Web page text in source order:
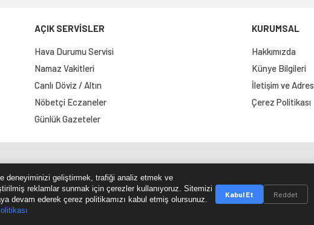
AÇIK SERVİSLER
Hava Durumu Servisi
Namaz Vakitleri
Canlı Döviz / Altın
Nöbetçi Eczaneler
Günlük Gazeteler
KURUMSAL
Hakkımızda
Künye Bilgileri
İletişim ve Adres
Çerez Politikası
Haritası RSS Kaynağı Çumra Postası
deneyiminizi geliştirmek, trafiği analiz etmek ve
reklamlar sunmak için çerezler kullanıyoruz. Sitemizi
devam ederek çerez politikamızı kabul etmiş olursunuz.
Kabul Et Reddet